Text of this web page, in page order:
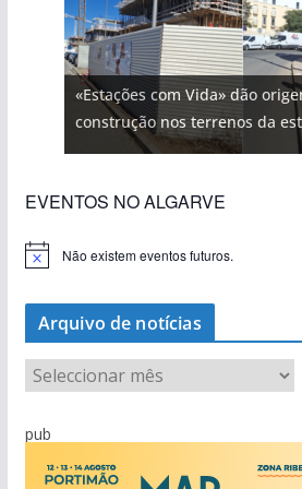
«Estações com Vida» dão
construção nos terrenos da
EVENTOS NO ALGARVE
Não existem eventos futuros.
Arquivo de notícias
r
pub